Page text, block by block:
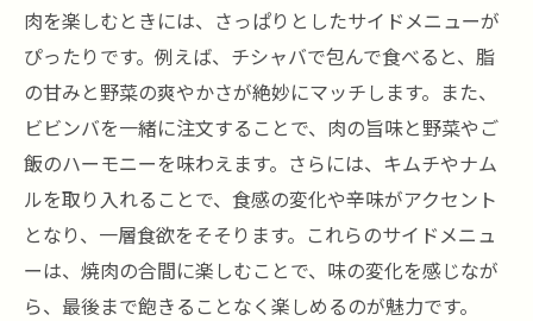
肉を楽しむときには、さっぱりとしたサイドメニューが
ぴったりです。例えば、チシャバで包んで食べると、脂
の甘みと野菜の爽やかさが絶妙にマッチします。また、
ビビンバを一緒に注文することで、肉の旨味と野菜やご
飯のハーモニーを味わえます。さらには、キムチやナム
ルを取り入れることで、食感の変化や辛味がアクセント
となり、一層食欲をそそります。これらのサイドメニュ
ーは、焼肉の合間に楽しむことで、味の変化を感じなが
ら、最後まで飽きることなく楽しめるのが魅力です。